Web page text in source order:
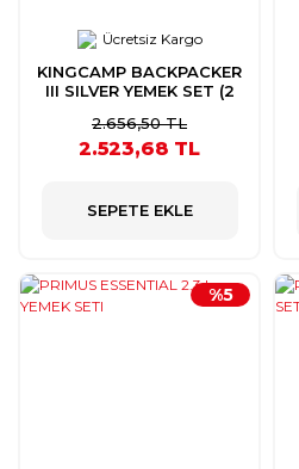
Ücretsiz Kargo
KINGCAMP BACKPACKER
III SILVER YEMEK SET (2
2.656,50 TL
2.523,68 TL
SEPETE EKLE
%5